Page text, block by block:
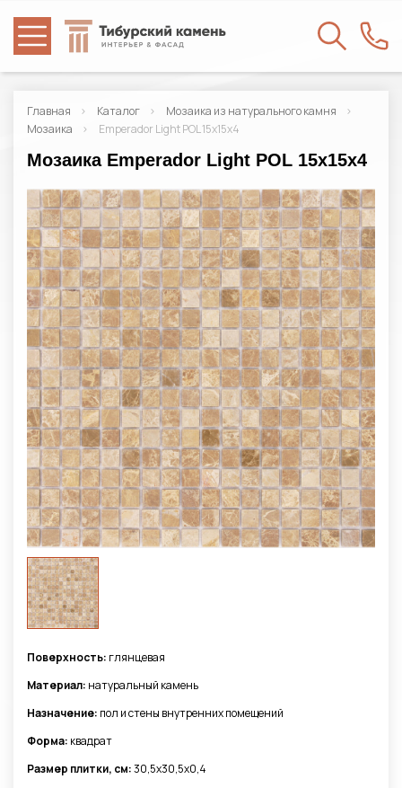
Главная Каталог
Мозаика из натурального камня
Мозаика
Emperador Light POL 15x15x4
Мозаика Emperador Light POL 15x15x4
Поверхность: глянцевая
Материал: натуральный камень
Назначение: пол и стены внутренних помещений
Форма: квадрат
Размер плитки, см:30,5x30,5х0,4